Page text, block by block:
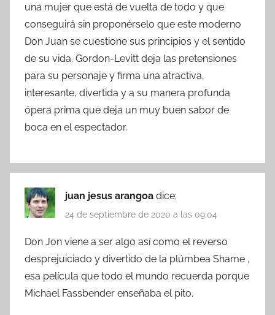
una mujer que está de vuelta de todo y que
conseguirá sin proponérselo que este moderno
Don Juan se cuestione sus principios y el sentido
de su vida. Gordon-Levitt deja las pretensiones
para su personaje y firma una atractiva,
interesante, divertida y a su manera profunda
ópera prima que deja un muy buen sabor de
boca en el espectador.
juan jesus arangoa dice:
24 de septiembre de 2020 a las 09:04
Don Jon viene a ser algo así como el reverso
desprejuiciado y divertido de la plúmbea Shame ,
esa película que todo el mundo recuerda porque
Michael Fassbender enseñaba el pito.